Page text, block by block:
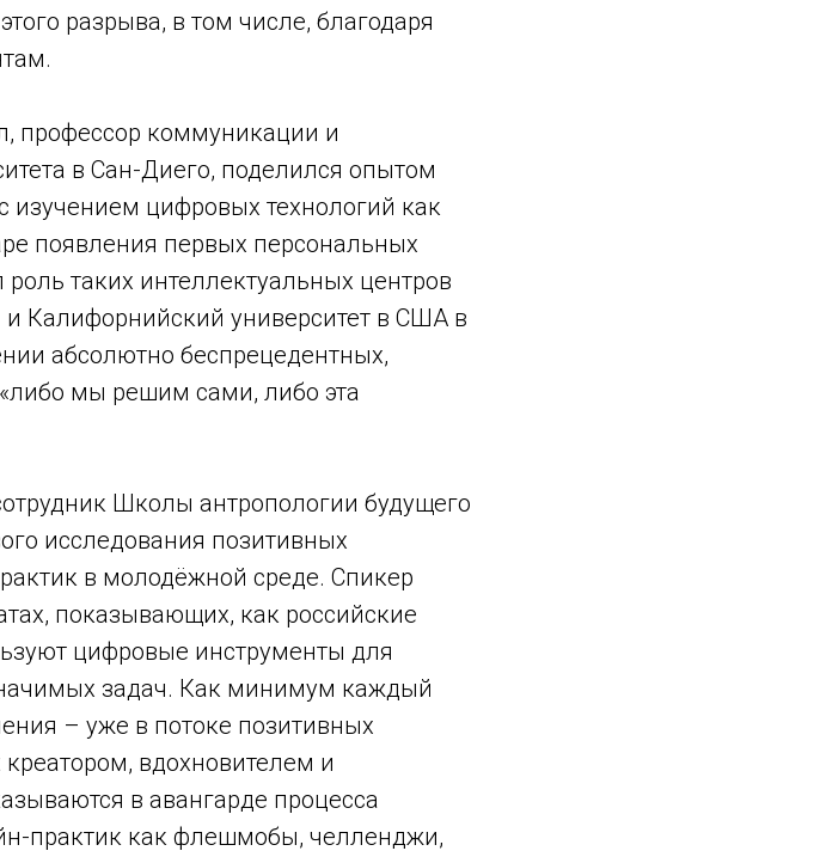
разрыва, в том числе, благодаря
профессор коммуникации и
в Сан-Диего, поделился опытом
изучением цифровых технологий как
появления первых персональных
таких интеллектуальных центров
Калифорнийский университет в США в
абсолютно беспрецедентных,
мы решим сами, либо эта
Школы антропологии будущего
исследования позитивных
в молодёжной среде. Спикер
показывающих, как российские
цифровые инструменты для
задач. Как минимум каждый
– уже в потоке позитивных
вдохновителем и
в авангарде процесса
практик как флешмобы, челленджи,